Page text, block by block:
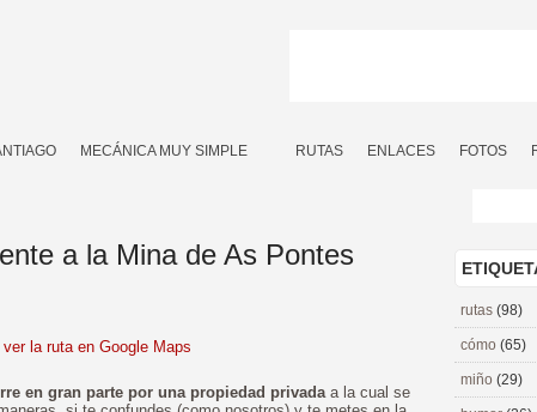
MECÁNICA MUY SIMPLE RUTAS ENLACES FOTOS
a la Mina de As Pontes
ver la ruta en Google Maps
en gran parte por una propiedad privadaa la cual se
rutas (98)
cómo (65)
miño (29)